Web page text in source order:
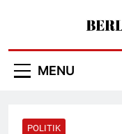
MENU
POLITIK